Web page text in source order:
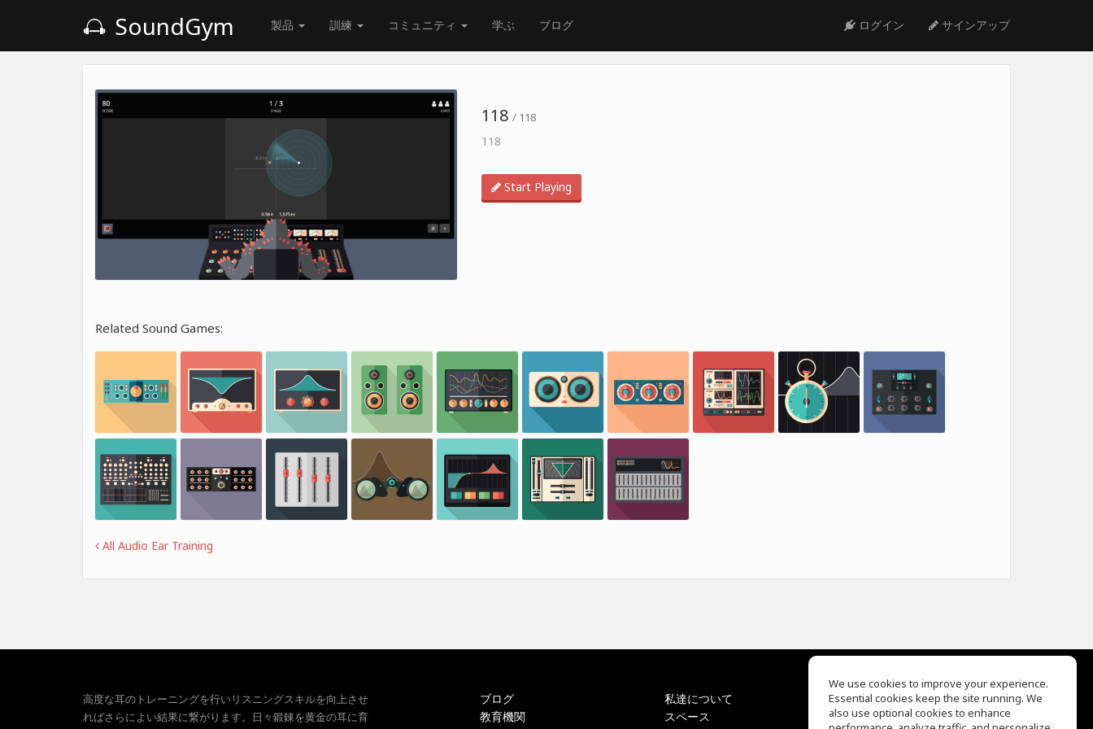
SoundGym 製品 訓練 コミュニティ 学ぶ ブログ ログイン サインアップ
118 / 118
118
Start Playing
Related Sound Games:
All Audio Ear Training
高度な耳のトレーニングを行いリスニングスキルを向上させ
ればさらによい結果に繋がります。日々鍛錬を黄金の耳に育
ブログ
教育機関
私達について
スペース
EQ Ear Training
Drum Machine
We use cookies to improve your experience.
Essential cookies keep the site running. We
also use optional cookies to enhance